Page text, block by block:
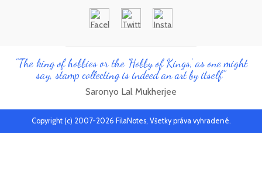
"The king of hobbies or the 'Hobby of Kings', as one might
say, stamp collecting is indeed an art by itself"
Saronyo Lal Mukherjee
Copyright (c) 2007-2026 FilaNotes, Všetky práva vyhradené.